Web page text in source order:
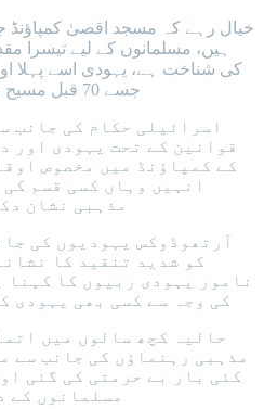
خیال رہے کہ مسجد اقصیٰ کمپاؤنڈ
ہیں، مسلمانوں کے لیے تیسرا
کی شناخت ہے، یہودی اسے پہلا
جسے 70 قبل مسیح میں رومیوں نے تباہ کر دیا تھا۔
اسرائیلی حکام کی جانب
قوانین کے تحت یہودی اور
کے کمپاؤنڈ میں مخصوص
انہیں وہاں کسی قسم
مذہبی نشان
آرتھوڈوکس یہودیوں کی
کو شدید تنقید کا
نامور یہودی ربیوں کا کہنا
کی وجہ سے کسی بھی یہودی
حالیہ کچھ سالوں میں
مذہبی رہنماؤں کی جانب سے
کئی بار بے حرمتی کی گئی
مسلمانوں کے